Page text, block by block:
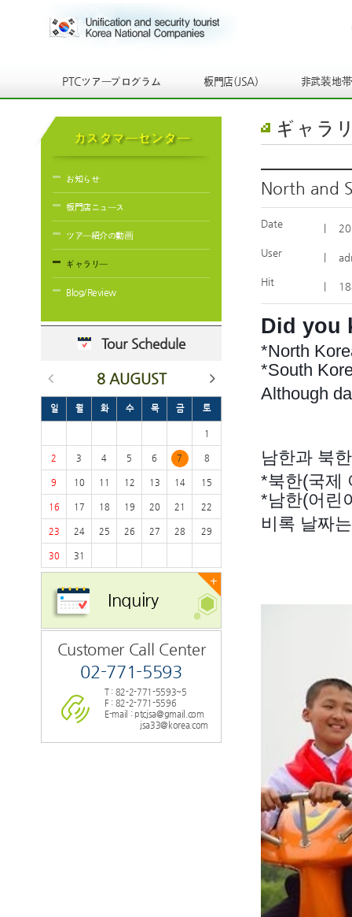
PTCツアープログラム 板門店(JSA) 非武装地帯
カスタマーセンター
お知らせ
板門店ニュース
ツアー紹介の動画
ギャラリー
Blog/Review
Tour Schedule
8 AUGUST
일 월 화 수 목 금 토
1
2 3 4 5 6 7 8
9 10 11 12 13 14 15
16 17 18 19 20 21 22
23 24 25 26 27 28 29
30 31
+
Inquiry
Customer Call Center
02-771-5593
T : 82-2-771-5593~5
F : 82-2-771-5596
E-mail : ptcjsa@gmail.com
jsa33@korea.com
ギャラ
North and
Date
User
Hit
Did you
*North
*South
Although
남한과 북
*북한(국제
*남한(어린
비록 날짜